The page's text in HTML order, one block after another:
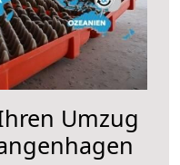
Umzug